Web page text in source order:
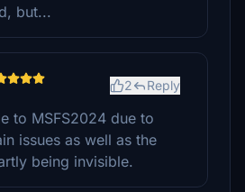
but...
2 Reply
to MSFS2024 due to
issues as well as the
being invisible.